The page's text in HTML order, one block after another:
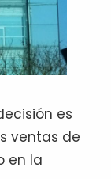
es
ventas de
en la